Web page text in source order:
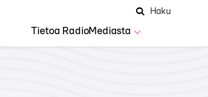
Tietoa RadioMediasta
AvaaHaku
Hae